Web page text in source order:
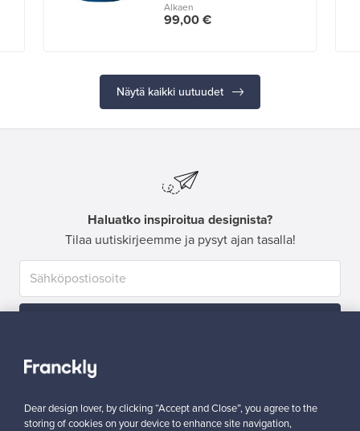
Alkaen
99,00 €
Näytä kaikki uutuudet
Haluatko inspiroitua designista?
Tilaa uutiskirjeemme ja pysyt ajan tasalla!
Dear design lover, by clicking “Accept and Close”, you agree to the
storing of cookies on your device to enhance site navigation,